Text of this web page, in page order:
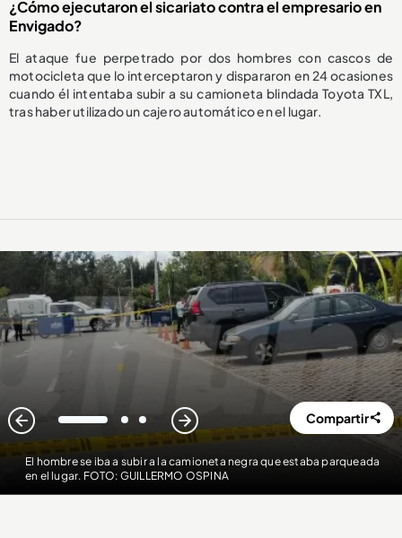
¿Cómo ejecutaron el sicariato contra el empresario en
Envigado?
El ataque fue perpetrado por dos hombres con cascos de
motocicleta que lo interceptaron y dispararon en 24 ocasiones
cuando él intentaba subir a su camioneta blindada Toyota TXL,
tras haber utilizado un cajero automático en el lugar.
El hombre se iba a subir a la camioneta negra que estaba parqueada
en el lugar. FOTO: GUILLERMO OSPINA
1 2 3 Compartir